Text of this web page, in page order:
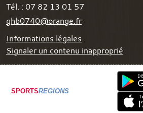
Tél. : 07 82 13 01 57
ghb0740@orange.fr
Informations légales
Signaler un contenu inapproprié
SPORTSREGIONS